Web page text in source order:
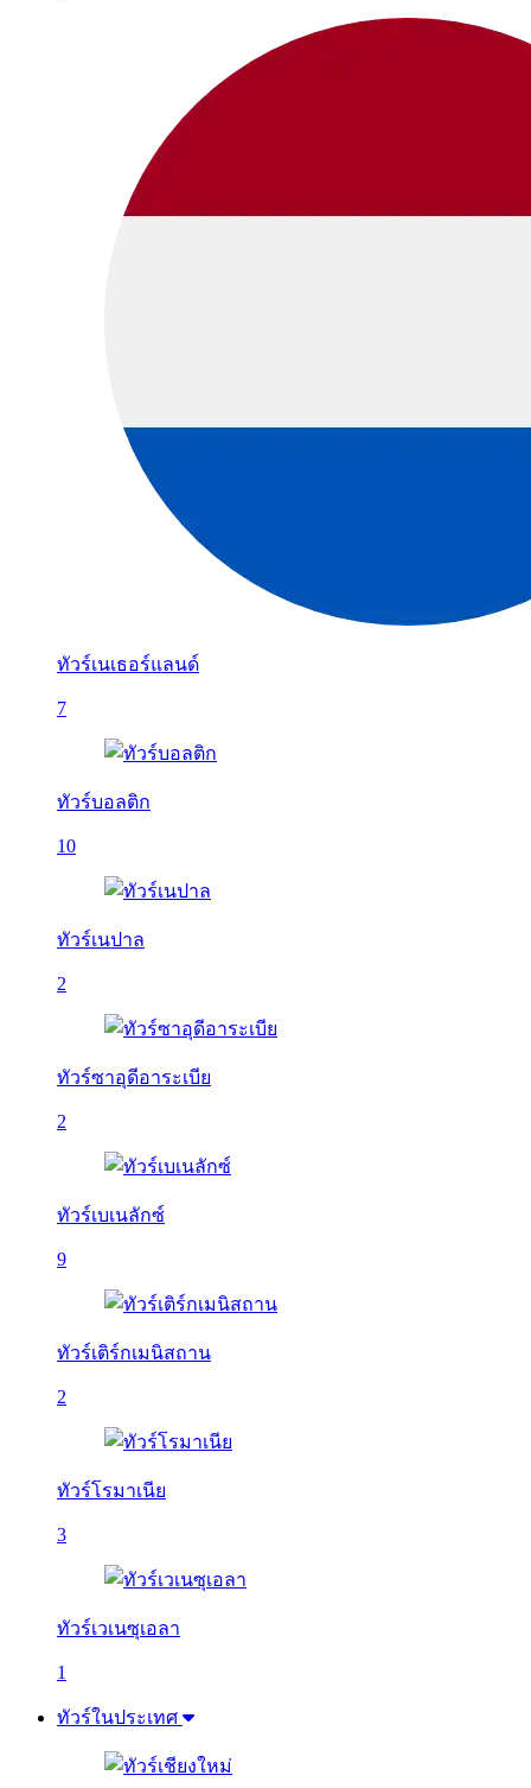
ทัวร์เนเธอร์แลนด์
7
ทัวร์บอลติก
10
ทัวร์เนปาล
2
ทัวร์ซาอุดีอาระเบีย
2
ทัวร์เบเนลักซ์
9
ทัวร์เติร์กเมนิสถาน
2
ทัวร์โรมาเนีย
3
ทัวร์เวเนซุเอลา
1
ทัวร์ในประเทศ